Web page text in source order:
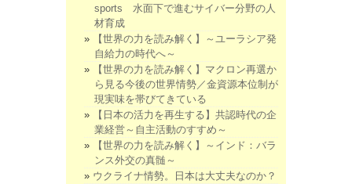
sports 水面下で進むサイバー分野の人
材育成
【世界の力を読み解く】～ユーラシア発
自給力の時代へ～
【世界の力を読み解く】マクロン再選か
ら見る今後の世界情勢／金資源本位制が
現実味を帯びてきている
【日本の活力を再生する】共認時代の企
業経営～自主活動のすすめ～
【世界の力を読み解く】～インド：バラ
ンス外交の真髄～
ウクライナ情勢。日本は大丈夫なのか？